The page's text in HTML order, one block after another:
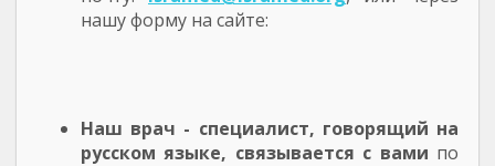
нашу форму на сайте:
Наш врач - специалист, говорящий на
русском языке, связывается с вами по